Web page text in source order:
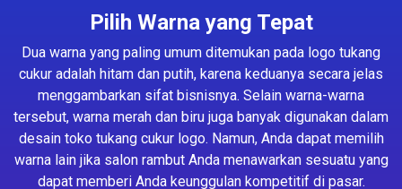
Pilih Warna yang Tepat
Dua warna yang paling umum ditemukan pada logo tukang
cukur adalah hitam dan putih, karena keduanya secara jelas
menggambarkan sifat bisnisnya. Selain warna-warna
tersebut, warna merah dan biru juga banyak digunakan dalam
desain toko tukang cukur logo. Namun, Anda dapat memilih
warna lain jika salon rambut Anda menawarkan sesuatu yang
dapat memberi Anda keunggulan kompetitif di pasar.